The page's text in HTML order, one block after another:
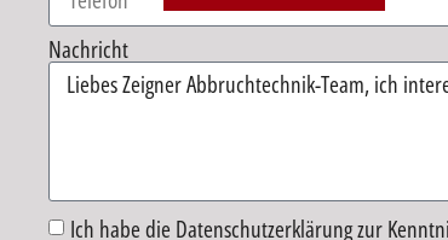
Nachricht
Ich habe die Datenschutzerklärung zur